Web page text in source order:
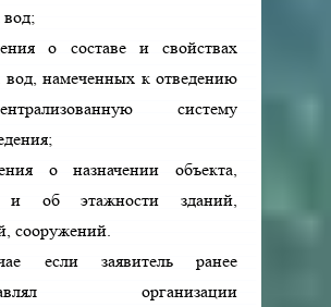
о составе и свойствах
вод, намеченных к отведению
систему
о назначении объекта,
и об этажности зданий,
сооружений.
если заявитель ранее
организации